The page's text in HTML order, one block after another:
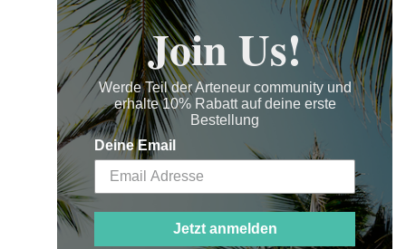
Join Us!
Werde Teil der Arteneur community und
erhalte 10% Rabatt auf deine erste
Bestellung
Deine Email
Jetzt anmelden